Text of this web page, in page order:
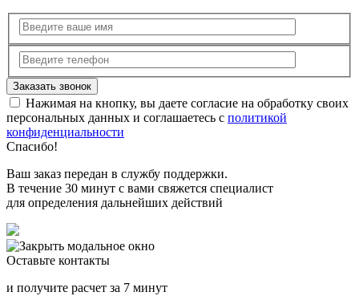
Нажимая на кнопку, вы даете согласие на обработку своих
персональных данных и соглашаетесь с политикой
конфиденциальности
Спасибо!
Ваш заказ передан в службу поддержки.
В течение 30 минут с вами свяжется специалист
для определения дальнейших действий
Оставьте контакты
и получите расчет за 7 минут